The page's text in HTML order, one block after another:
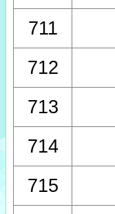
711
712
713
714
715